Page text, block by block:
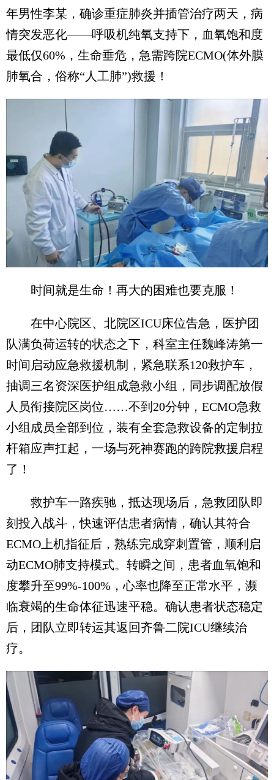
年男性李某，确诊重症肺炎并插管治疗两天，病
情突发恶化——呼吸机纯氧支持下，血氧饱和度
最低仅60%，生命垂危，急需跨院ECMO(体外膜
肺氧合，俗称“人工肺”)救援！
时间就是生命！再大的困难也要克服！
在中心院区、北院区ICU床位告急，医护团
队满负荷运转的状态之下，科室主任魏峰涛第一
时间启动应急救援机制，紧急联系120救护车，
抽调三名资深医护组成急救小组，同步调配放假
人员衔接院区岗位……不到20分钟，ECMO急救
小组成员全部到位，装有全套急救设备的定制拉
杆箱应声扛起，一场与死神赛跑的跨院救援启程
了！
救护车一路疾驰，抵达现场后，急救团队即
刻投入战斗，快速评估患者病情，确认其符合
ECMO上机指征后，熟练完成穿刺置管，顺利启
动ECMO肺支持模式。转瞬之间，患者血氧饱和
度攀升至99%-100%，心率也降至正常水平，濒
临衰竭的生命体征迅速平稳。确认患者状态稳定
后，团队立即转运其返回齐鲁二院ICU继续治
疗。